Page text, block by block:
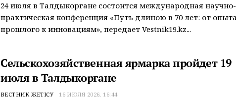
24 июля в Талдыкоргане состоится международная научно-
практическая конференция «Путь длиною в 70 лет: от опыта
прошлого к инновациям», передает Vestnik19.kz...
Сельскохозяйственная ярмарка пройдет 19
июля в Талдыкоргане
ВЕСТНИК ЖЕТІСУ 16 ИЮЛЯ 2026, 16:44